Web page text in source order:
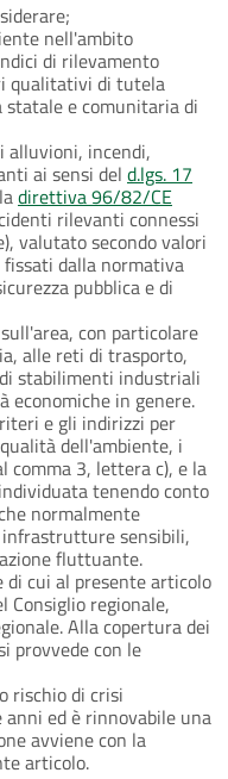
nell'ambito
di rilevamento
qualitativi di tutela
e comunitaria di
alluvioni, incendi,
ai sensi del d.lgs. 17
direttiva 96/82/CE
rilevanti connessi
valutato secondo valori
dalla normativa
pubblica e di
con particolare
alle reti di trasporto,
stabilimenti industriali
economiche in genere.
e gli indirizzi per
dell'ambiente, i
comma 3, lettera c), e la
tenendo conto
normalmente
infrastrutture sensibili,
fluttuante.
di cui al presente articolo
Consiglio regionale,
Alla copertura dei
provvede con le
rischio di crisi
ed è rinnovabile una
avviene con la
articolo.